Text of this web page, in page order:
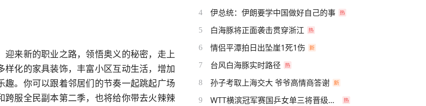
来新的职业之路，领悟奥义的秘密，走上
化的家具装饰，丰富小区互动生活，增加
。你可以跟着邻居们的节奏一起跳起广场
服全民副本第二季，也将给你带去火辣辣
4 伊总统：伊朗要学中国做好自己的事
5 白海豚将正面袭击贯穿浙江
6 情侣平潭拍日出坠崖1死1伤
7 台风白海豚实时路径
8 孙子考取上海交大 爷爷高情商答谢
9 WTT横滨冠军赛国乒女单三将晋级四强